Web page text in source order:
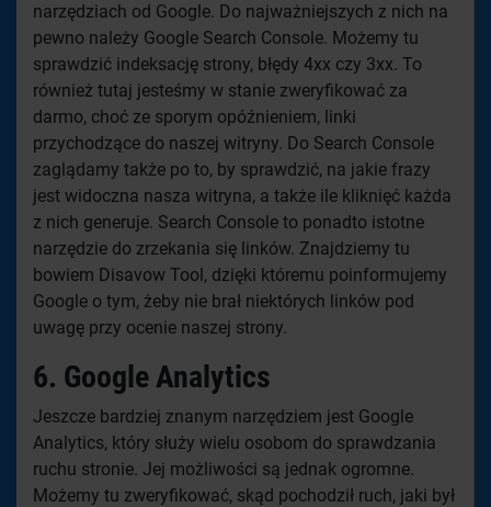
narzędziach od Google. Do najważniejszych z nich na
pewno należy Google Search Console. Możemy tu
sprawdzić indeksację strony, błędy 4xx czy 3xx. To
również tutaj jesteśmy w stanie zweryfikować za
darmo, choć ze sporym opóźnieniem, linki
przychodzące do naszej witryny. Do Search Console
zaglądamy także po to, by sprawdzić, na jakie frazy
jest widoczna nasza witryna, a także ile kliknięć każda
z nich generuje. Search Console to ponadto istotne
narzędzie do zrzekania się linków. Znajdziemy tu
bowiem Disavow Tool, dzięki któremu poinformujemy
Google o tym, żeby nie brał niektórych linków pod
uwagę przy ocenie naszej strony.
6. Google Analytics
Jeszcze bardziej znanym narzędziem jest Google
Analytics, który służy wielu osobom do sprawdzania
ruchu stronie. Jej możliwości są jednak ogromne.
Możemy tu zweryfikować, skąd pochodził ruch, jaki był